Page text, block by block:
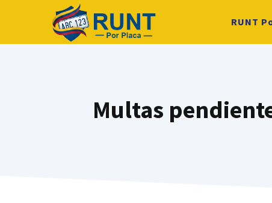
contenido
RUNT
Multas